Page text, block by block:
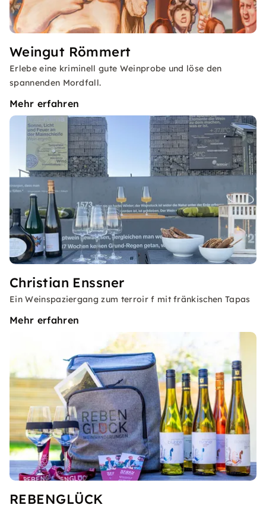
Weingut Römmert
Erlebe eine kriminell gute Weinprobe und löse den
spannenden Mordfall.
Mehr erfahren
Christian Enssner
Ein Weinspaziergang zum terroir f mit fränkischen Tapas
Mehr erfahren
REBENGLÜCK